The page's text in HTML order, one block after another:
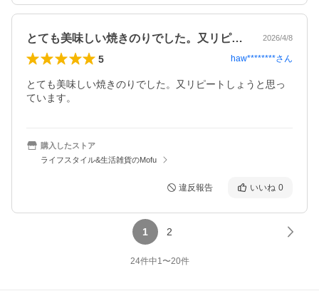
とても美味しい焼きのりでした。又リピー… 2026/4/8
5 haw********さん
とても美味しい焼きのりでした。又リピートしょうと思っ
ています。
購入したストア
ライフスタイル&生活雑貨のMofu
違反報告 いいね 0
1 2
24件中1〜20件